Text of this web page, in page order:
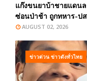
แก๊งขนยาบ้าชายแดน
ซ่อนป่าช้า ถูกทหาร-ป
AUGUST 02, 2026
ข่าวด่วน ข่าวดังทั่วไทย